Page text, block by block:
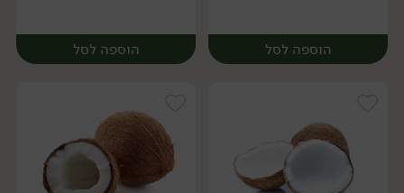
הוספה לסל הוספה לסל